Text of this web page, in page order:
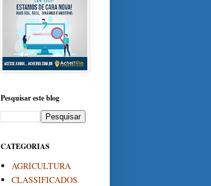
Pesquisar este blog
CATEGORIAS
AGRICULTURA
CLASSIFICADOS